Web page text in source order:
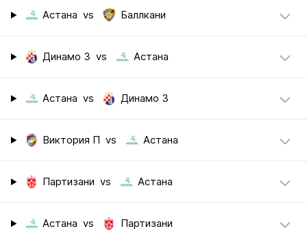
Астана vs Баллкани
Динамо З vs Астана
Астана vs Динамо З
Виктория П vs Астана
Партизани vs Астана
Астана vs Партизани